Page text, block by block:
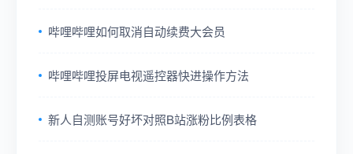
哔哩哔哩如何取消自动续费大会员
哔哩哔哩投屏电视遥控器快进操作方法
新人自测账号好坏对照B站涨粉比例表格